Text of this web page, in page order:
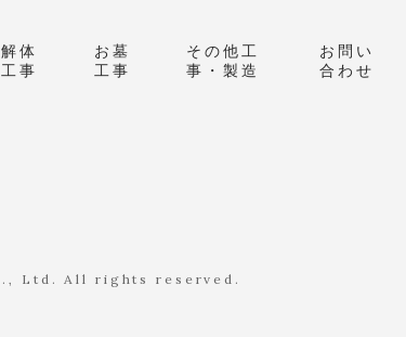
解体
工事
お墓
工事
その他工
事・製造
お問い
合わせ
Ltd. All rights reserved.